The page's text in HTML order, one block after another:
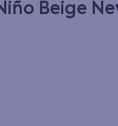
Beige